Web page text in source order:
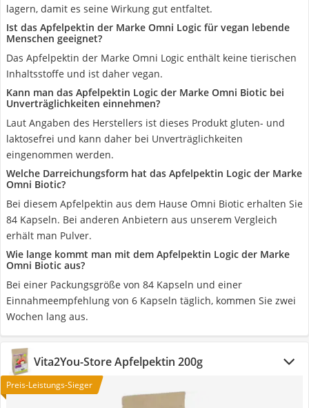
lagern, damit es seine Wirkung gut entfaltet.
Ist das Apfelpektin der Marke Omni Logic für vegan lebende
Menschen geeignet?
Das Apfelpektin der Marke Omni Logic enthält keine tierischen
Inhaltsstoffe und ist daher vegan.
Kann man das Apfelpektin Logic der Marke Omni Biotic bei
Unverträglichkeiten einnehmen?
Laut Angaben des Herstellers ist dieses Produkt gluten- und
laktosefrei und kann daher bei Unverträglichkeiten
eingenommen werden.
Welche Darreichungsform hat das Apfelpektin Logic der Marke
Omni Biotic?
Bei diesem Apfelpektin aus dem Hause Omni Biotic erhalten Sie
84 Kapseln. Bei anderen Anbietern aus unserem Vergleich
erhält man Pulver.
Wie lange kommt man mit dem Apfelpektin Logic der Marke
Omni Biotic aus?
Bei einer Packungsgröße von 84 Kapseln und einer
Einnahmeempfehlung von 6 Kapseln täglich, kommen Sie zwei
Wochen lang aus.
Vita2You-Store Apfelpektin 200g
Preis-Leistungs-Sieger